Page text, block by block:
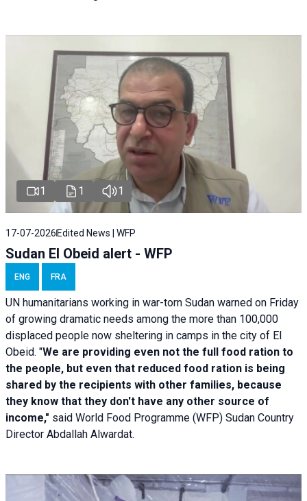
1 1 1
17-07-2026 Edited News | WFP
Sudan El Obeid alert - WFP
ENG FRA
UN humanitarians working in war-torn Sudan warned on Friday
of growing dramatic needs among the more than 100,000
displaced people now sheltering in camps in the city of El
Obeid. "We are providing even not the full food ration to
the people, but even that reduced food ration is being
shared by the recipients with other families, because
they know that they don't have any other source of
income," said World Food Programme (WFP) Sudan Country
Director Abdallah Alwardat.